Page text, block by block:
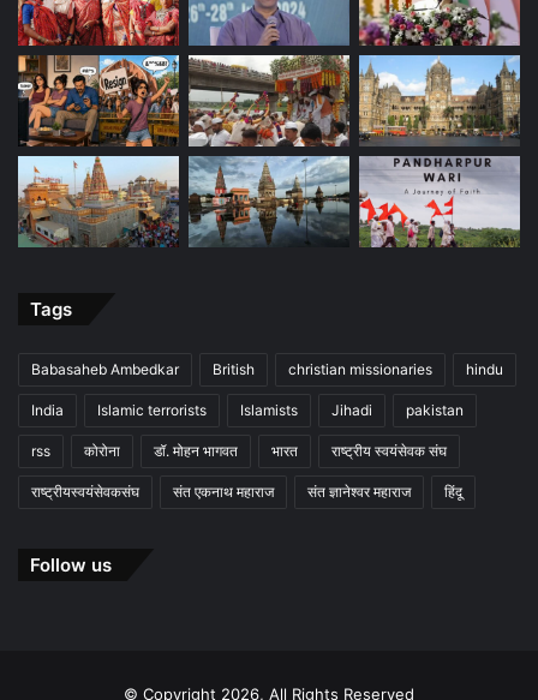
Tags
Babasaheb Ambedkar British christian missionaries hindu
India Islamic terrorists Islamists Jihadi pakistan
rss कोरोना डॉ. मोहन भागवत भारत राष्ट्रीय स्वयंसेवक संघ
राष्ट्रीयस्वयंसेवकसंघ संत एकनाथ महाराज संत ज्ञानेश्वर महाराज हिंदू
Follow us
© Copyright 2026, All Rights Reserved